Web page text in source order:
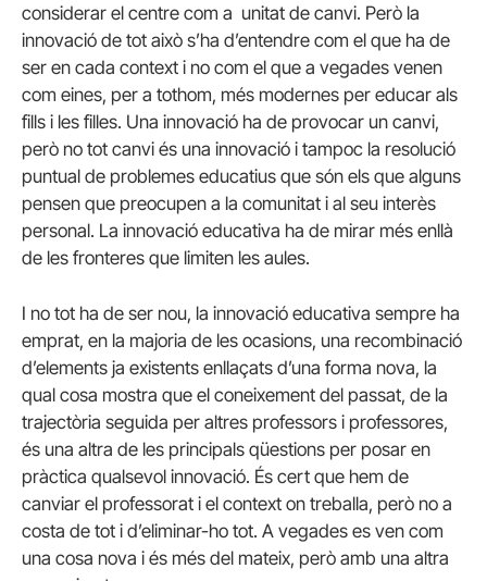
considerar el centre com a unitat de canvi. Però la
innovació de tot això s’ha d’entendre com el que ha de
ser en cada context i no com el que a vegades venen
com eines, per a tothom, més modernes per educar als
fills i les filles. Una innovació ha de provocar un canvi,
però no tot canvi és una innovació i tampoc la resolució
puntual de problemes educatius que són els que alguns
pensen que preocupen a la comunitat i al seu interès
personal. La innovació educativa ha de mirar més enllà
de les fronteres que limiten les aules.
I no tot ha de ser nou, la innovació educativa sempre ha
emprat, en la majoria de les ocasions, una recombinació
d’elements ja existents enllaçats d’una forma nova, la
qual cosa mostra que el coneixement del passat, de la
trajectòria seguida per altres professors i professores,
és una altra de les principals qüestions per posar en
pràctica qualsevol innovació. És cert que hem de
canviar el professorat i el context on treballa, però no a
costa de tot i d’eliminar-ho tot. A vegades es ven com
una cosa nova i és més del mateix, però amb una altra